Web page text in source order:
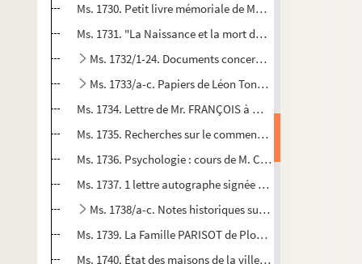
Ms. 1730. Petit livre mémoriale de Mathieu LA GORGE.
Ms. 1731. "La Naissance et la mort des ducs de Lorraine
Ms. 1732/1-24. Documents concernant la famille Des
Ms. 1733/a-c. Papiers de Léon Tonnelier.
Ms. 1734. Lettre de Mr. FRANÇOIS à monseigneur
Ms. 1735. Recherches sur le commencement de l'année
Ms. 1736. Psychologie : cours de M. CHATELAIN.
Ms. 1737. 1 lettre autographe signée au Comte de
Ms. 1738/a-c. Notes historiques sur Lebeuville et
Ms. 1739. La Famille PARISOT de Plombières : étude de
Ms. 1740. État des maisons de la ville et des faubourgs